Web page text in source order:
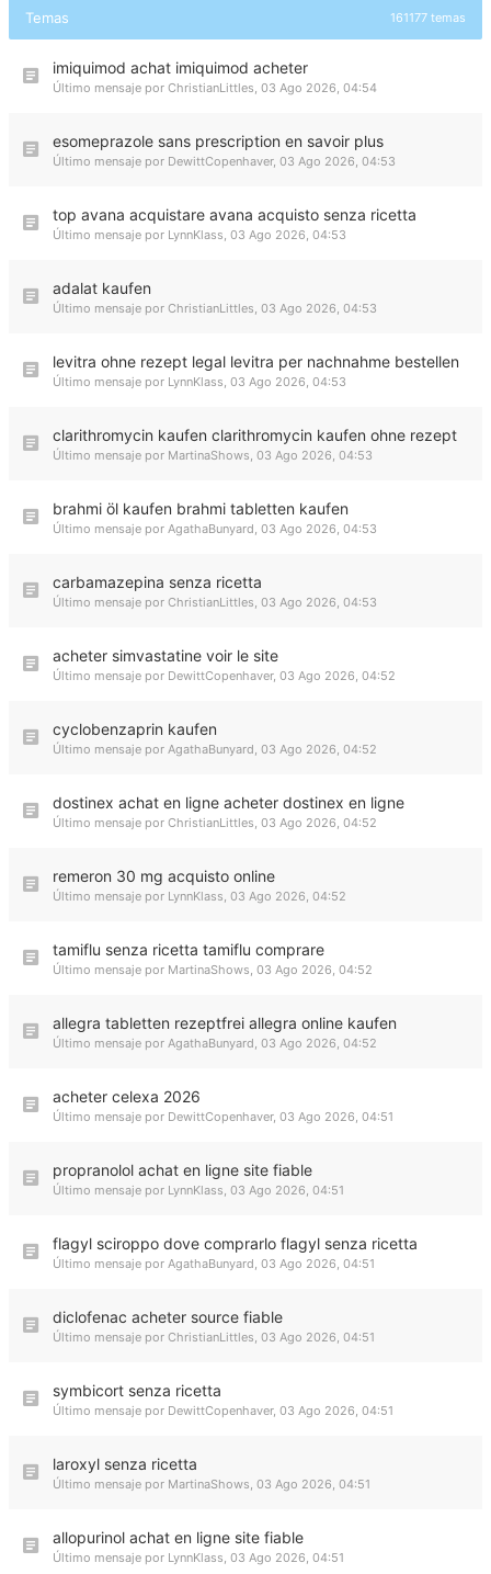
Temas 161177 temas
imiquimod achat imiquimod acheter
Último mensaje por ChristianLittles, 03 Ago 2026, 04:54
esomeprazole sans prescription en savoir plus
Último mensaje por DewittCopenhaver, 03 Ago 2026, 04:53
top avana acquistare avana acquisto senza ricetta
Último mensaje por LynnKlass, 03 Ago 2026, 04:53
adalat kaufen
Último mensaje por ChristianLittles, 03 Ago 2026, 04:53
levitra ohne rezept legal levitra per nachnahme bestellen
Último mensaje por LynnKlass, 03 Ago 2026, 04:53
clarithromycin kaufen clarithromycin kaufen ohne rezept
Último mensaje por MartinaShows, 03 Ago 2026, 04:53
brahmi öl kaufen brahmi tabletten kaufen
Último mensaje por AgathaBunyard, 03 Ago 2026, 04:53
carbamazepina senza ricetta
Último mensaje por ChristianLittles, 03 Ago 2026, 04:53
acheter simvastatine voir le site
Último mensaje por DewittCopenhaver, 03 Ago 2026, 04:52
cyclobenzaprin kaufen
Último mensaje por AgathaBunyard, 03 Ago 2026, 04:52
dostinex achat en ligne acheter dostinex en ligne
Último mensaje por ChristianLittles, 03 Ago 2026, 04:52
remeron 30 mg acquisto online
Último mensaje por LynnKlass, 03 Ago 2026, 04:52
tamiflu senza ricetta tamiflu comprare
Último mensaje por MartinaShows, 03 Ago 2026, 04:52
allegra tabletten rezeptfrei allegra online kaufen
Último mensaje por AgathaBunyard, 03 Ago 2026, 04:52
acheter celexa 2026
Último mensaje por DewittCopenhaver, 03 Ago 2026, 04:51
propranolol achat en ligne site fiable
Último mensaje por LynnKlass, 03 Ago 2026, 04:51
flagyl sciroppo dove comprarlo flagyl senza ricetta
Último mensaje por AgathaBunyard, 03 Ago 2026, 04:51
diclofenac acheter source fiable
Último mensaje por ChristianLittles, 03 Ago 2026, 04:51
symbicort senza ricetta
Último mensaje por DewittCopenhaver, 03 Ago 2026, 04:51
laroxyl senza ricetta
Último mensaje por MartinaShows, 03 Ago 2026, 04:51
allopurinol achat en ligne site fiable
Último mensaje por LynnKlass, 03 Ago 2026, 04:51